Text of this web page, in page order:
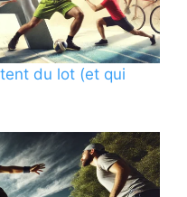
du lot (et qui